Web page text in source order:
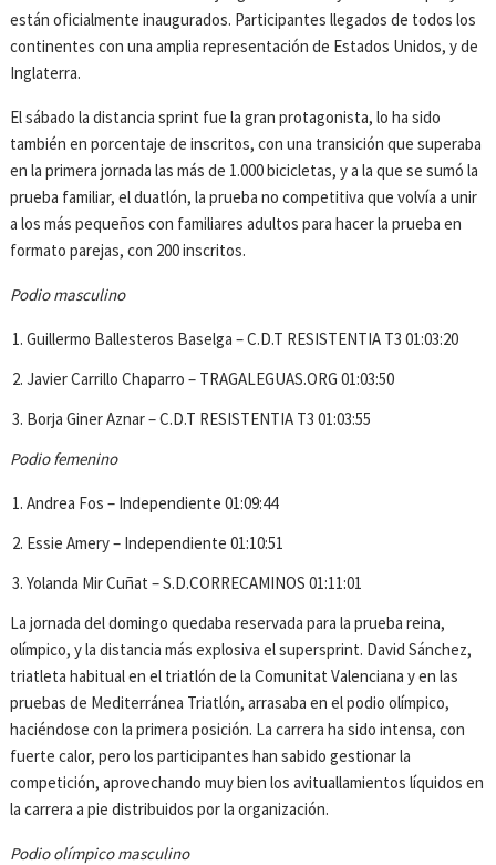
están oficialmente inaugurados. Participantes llegados de todos los
continentes con una amplia representación de Estados Unidos, y de
Inglaterra.
El sábado la distancia sprint fue la gran protagonista, lo ha sido
también en porcentaje de inscritos, con una transición que superaba
en la primera jornada las más de 1.000 bicicletas, y a la que se sumó la
prueba familiar, el duatlón, la prueba no competitiva que volvía a unir
a los más pequeños con familiares adultos para hacer la prueba en
formato parejas, con 200 inscritos.
Podio masculino
Guillermo Ballesteros Baselga – C.D.T RESISTENTIA T3 01:03:20
Javier Carrillo Chaparro – TRAGALEGUAS.ORG 01:03:50
Borja Giner Aznar – C.D.T RESISTENTIA T3 01:03:55
Podio femenino
Andrea Fos – Independiente 01:09:44
Essie Amery – Independiente 01:10:51
Yolanda Mir Cuñat – S.D.CORRECAMINOS 01:11:01
La jornada del domingo quedaba reservada para la prueba reina,
olímpico, y la distancia más explosiva el supersprint. David Sánchez,
triatleta habitual en el triatlón de la Comunitat Valenciana y en las
pruebas de Mediterránea Triatlón, arrasaba en el podio olímpico,
haciéndose con la primera posición. La carrera ha sido intensa, con
fuerte calor, pero los participantes han sabido gestionar la
competición, aprovechando muy bien los avituallamientos líquidos en
la carrera a pie distribuidos por la organización.
Podio olímpico masculino